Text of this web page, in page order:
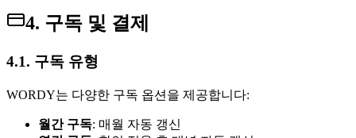
4. 구독 및 결제
4.1. 구독 유형
WORDY는 다양한 구독 옵션을 제공합니다:
월간 구독: 매월 자동 갱신